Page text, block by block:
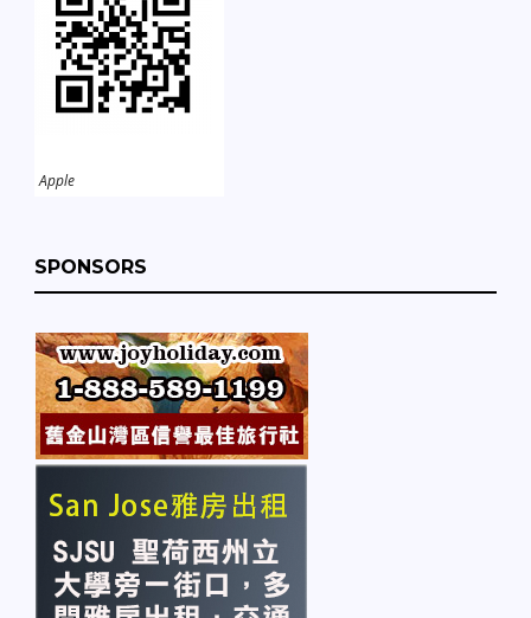
Apple
SPONSORS